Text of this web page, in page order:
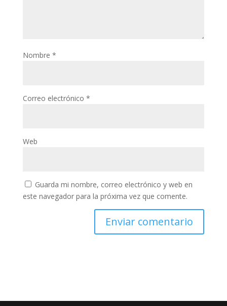
Nombre *
Correo electrónico *
Web
Guarda mi nombre, correo electrónico y web en
este navegador para la próxima vez que comente.